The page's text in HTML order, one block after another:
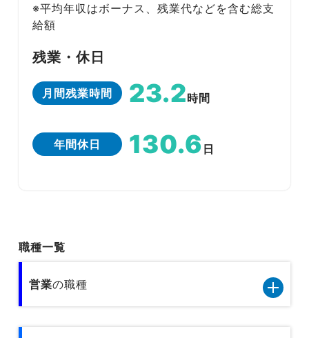
※平均年収はボーナス、残業代などを含む総支
給額
残業・休日
月間残業時間 23.2時間
年間休日 130.6 日
職種一覧
営業の職種
営業11職種のデータです